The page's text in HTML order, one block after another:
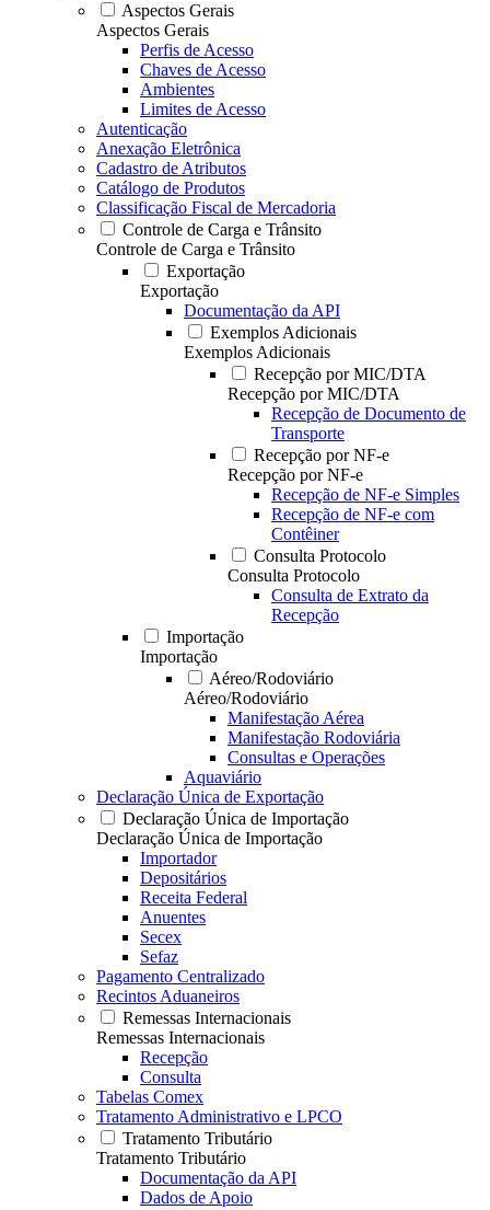
Aspectos Gerais
Aspectos Gerais
Perfis de Acesso
Chaves de Acesso
Ambientes
Limites de Acesso
Autenticação
Anexação Eletrônica
Cadastro de Atributos
Catálogo de Produtos
Classificação Fiscal de Mercadoria
Controle de Carga e Trânsito
Controle de Carga e Trânsito
Exportação
Exportação
Documentação da API
Exemplos Adicionais
Exemplos Adicionais
Recepção por MIC/DTA
Recepção por MIC/DTA
Recepção de Documento de
Transporte
Recepção por NF-e
Recepção por NF-e
Recepção de NF-e Simples
Recepção de NF-e com
Contêiner
Consulta Protocolo
Consulta Protocolo
Consulta de Extrato da
Recepção
Importação
Importação
Aéreo/Rodoviário
Aéreo/Rodoviário
Manifestação Aérea
Manifestação Rodoviária
Consultas e Operações
Aquaviário
Declaração Única de Exportação
Declaração Única de Importação
Declaração Única de Importação
Importador
Depositários
Receita Federal
Anuentes
Secex
Sefaz
Pagamento Centralizado
Recintos Aduaneiros
Remessas Internacionais
Remessas Internacionais
Recepção
Consulta
Tabelas Comex
Tratamento Administrativo e LPCO
Tratamento Tributário
Tratamento Tributário
Documentação da API
Dados de Apoio